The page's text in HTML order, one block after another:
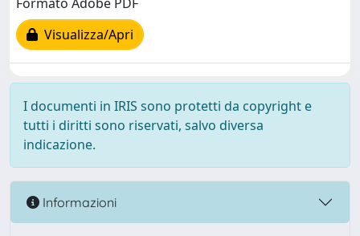
Visualizza/Apri
I documenti in IRIS sono protetti da copyright e
tutti i diritti sono riservati, salvo diversa
indicazione.
Informazioni